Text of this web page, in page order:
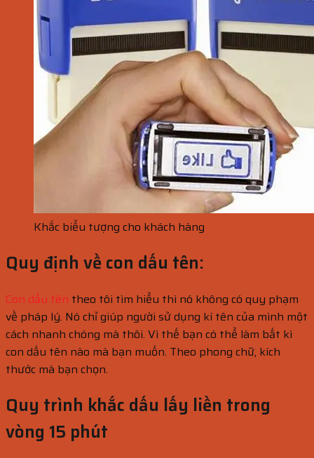
Khắc biểu tượng cho khách hàng
Quy định về con dấu tên:
Con dấu tên theo tôi tìm hiểu thì nó không có quy phạm
về pháp lý. Nó chỉ giúp người sử dụng kí tên của mình một
cách nhanh chóng mà thôi. Vì thế bạn có thể làm bất kì
con dấu tên nào mà bạn muốn. Theo phong chữ, kích
thước mà bạn chọn.
Quy trình khắc dấu lấy liền trong
vòng 15 phút